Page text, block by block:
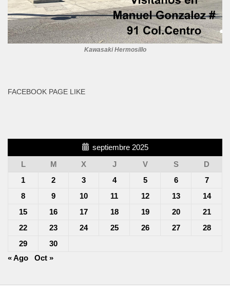
Kawasaki Hermosillo
FACEBOOK PAGE LIKE
septiembre 2025
L
M X J V S
D
1
2 3 4 5 6
7
8
9 10 11 12 13
14
15
16 17 18 19 20
21
22
23 24 25 26 27
28
29
30
« Ago
Oct »